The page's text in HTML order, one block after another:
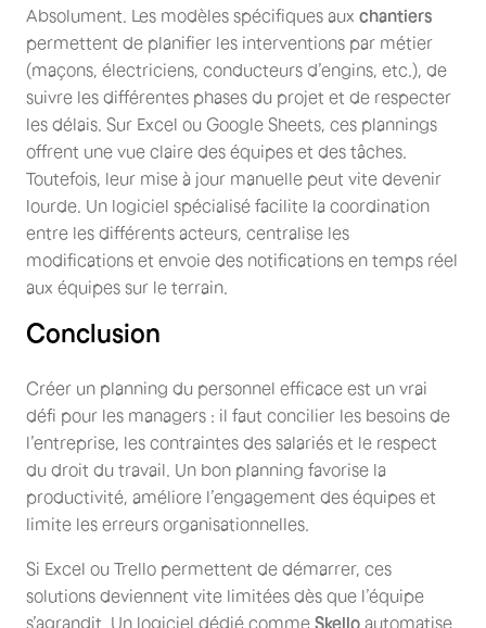
Absolument. Les modèles spécifiques aux chantiers
permettent de planifier les interventions par métier
(maçons, électriciens, conducteurs d’engins, etc.), de
suivre les différentes phases du projet et de respecter
les délais. Sur Excel ou Google Sheets, ces plannings
offrent une vue claire des équipes et des tâches.
Toutefois, leur mise à jour manuelle peut vite devenir
lourde. Un logiciel spécialisé facilite la coordination
entre les différents acteurs, centralise les
modifications et envoie des notifications en temps réel
aux équipes sur le terrain.
Conclusion
Créer un planning du personnel efficace est un vrai
défi pour les managers : il faut concilier les besoins de
l’entreprise, les contraintes des salariés et le respect
du droit du travail. Un bon planning favorise la
productivité, améliore l’engagement des équipes et
limite les erreurs organisationnelles.
Si Excel ou Trello permettent de démarrer, ces
solutions deviennent vite limitées dès que l’équipe
s’agrandit. Un logiciel dédié comme Skello automatise